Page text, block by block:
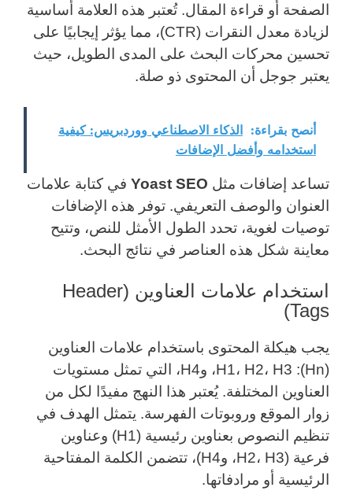
الصفحة أو قراءة المقال. تُعتبر هذه العلامة أساسية
لزيادة معدل النقرات (CTR)، مما يؤثر إيجابيًا على
تحسين محركات البحث على المدى الطويل، حيث
يعتبر جوجل أن المحتوى ذو صلة.
أنصح بقراءة: الذكاء الاصطناعي ووردبريس: كيفية
استخدامه وأفضل الإضافات
تساعد إضافات مثل Yoast SEO في كتابة علامات
العنوان والوصف التعريفي. توفر هذه الإضافات
توصيات لغوية، تحدد الطول الأمثل للنص، وتتيح
معاينة شكل هذه العناصر في نتائج البحث.
استخدام علامات العناوين (Header
Tags)
يجب هيكلة المحتوى باستخدام علامات العناوين
(Hn): H1، H2، H3، وH4، التي تمثل مستويات
العناوين المختلفة. يُعتبر هذا النهج مفيدًا لكل من
زوار الموقع وروبوتات الفهرسة. يتمثل الهدف في
تنظيم النصوص بعناوين رئيسية (H1) وعناوين
فرعية (H2، H3، وH4)، تتضمن الكلمة المفتاحية
الرئيسية أو مرادفاتها.